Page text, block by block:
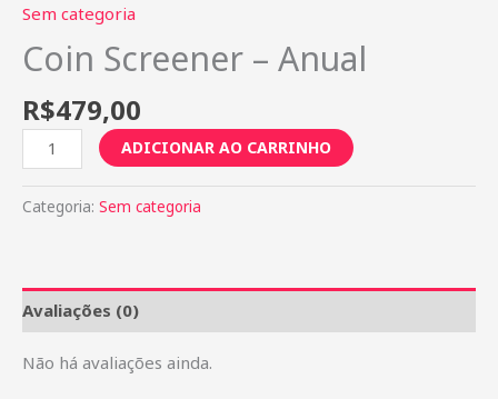
Sem categoria
Coin Screener – Anual
R$479,00
ADICIONAR AO CARRINHO
Categoria: Sem categoria
Avaliações (0)
Não há avaliações ainda.